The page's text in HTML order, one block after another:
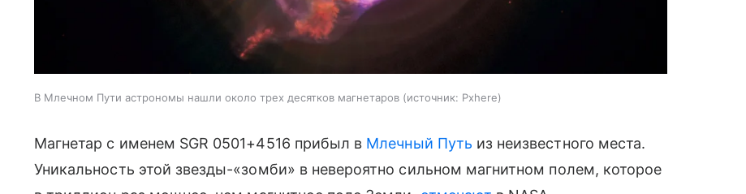
В Млечном Пути астрономы нашли около трех десятков магнетаров источник: Pxhere
Магнетар с именем SGR 0501+4516 прибыл в Млечный Путь из неизвестного места.
Уникальность этой звезды-«зомби» в невероятно сильном магнитном полем, которое